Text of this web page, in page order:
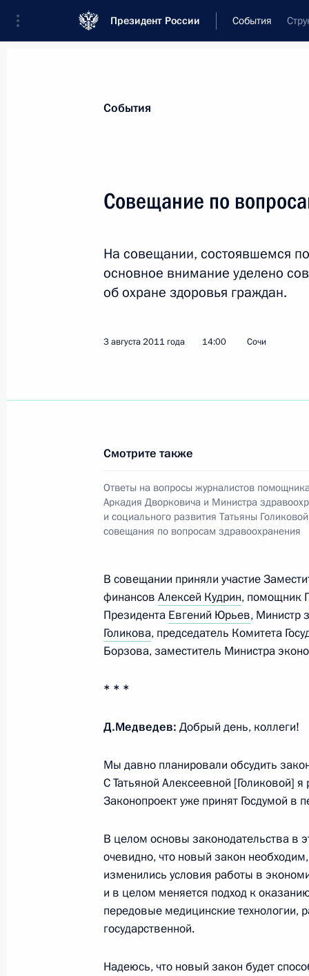
Президент России События
Новости
Вооружённых Сил России
4 августа 2011 года, 12:30
с независимыми директорами и
3 августа 2011 года, среда
Телефонный разговор с
3 августа 2011 года, 19:30
Соболезнования в связи со
3 августа 2011 года, 17:30
Совещание по вопросам
3 августа 2011 года, 14:00
культуры
3 августа 2011 года, 09:00
2 августа 2011 года, вторник
Поздравление учёному,
крейсеров Игорю Спасскому
2 августа 2011 года, 16:20
События
Совещание по
На совещании, состоявшемся
основное внимание уделено
об охране здоровья граждан.
3 августа 2011 года 14:00 Сочи
Смотрите также
Ответы на вопросы журналистов
Аркадия Дворковича и Министра
и социального развития Татьяны
совещания по вопросам здравоохранения
В совещании приняли участие
финансов Алексей Кудрин, помощник
Президента Евгений Юрьев, Министр
Голикова, председатель Комитета
Борзова, заместитель Министра
* * *
Д.Медведев: Добрый день, коллеги!
Мы давно планировали обсудить
С Татьяной Алексеевной [Голиковой]
Законопроект уже принят Госдумой в
В целом основы законодательства в
очевидно, что новый закон
изменились условия работы в
и в целом меняется подход к
передовые медицинские технологии,
государственной.
Надеюсь, что новый закон будет